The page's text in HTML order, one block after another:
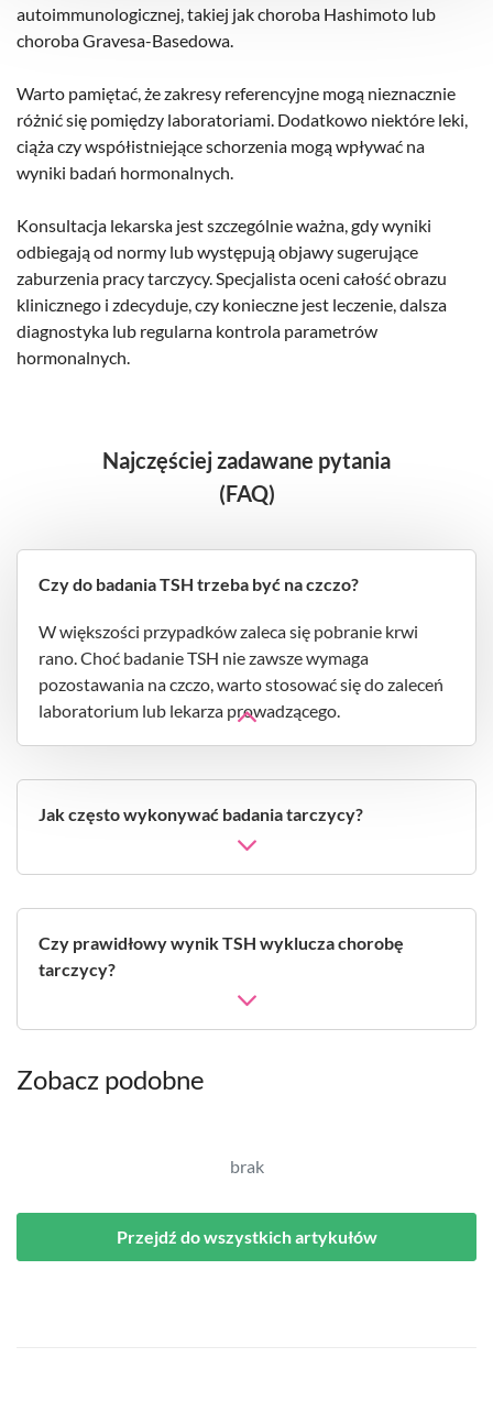
autoimmunologicznej, takiej jak choroba Hashimoto lub
choroba Gravesa-Basedowa.
Warto pamiętać, że zakresy referencyjne mogą nieznacznie
różnić się pomiędzy laboratoriami. Dodatkowo niektóre leki,
ciąża czy współistniejące schorzenia mogą wpływać na
wyniki badań hormonalnych.
Konsultacja lekarska jest szczególnie ważna, gdy wyniki
odbiegają od normy lub występują objawy sugerujące
zaburzenia pracy tarczycy. Specjalista oceni całość obrazu
klinicznego i zdecyduje, czy konieczne jest leczenie, dalsza
diagnostyka lub regularna kontrola parametrów
hormonalnych.
Najczęściej zadawane pytania
(FAQ)
Czy do badania TSH trzeba być na czczo?
W większości przypadków zaleca się pobranie krwi
rano. Choć badanie TSH nie zawsze wymaga
pozostawania na czczo, warto stosować się do zaleceń
laboratorium lub lekarza prowadzącego.
Jak często wykonywać badania tarczycy?
Czy prawidłowy wynik TSH wyklucza chorobę
tarczycy?
Zobacz podobne
brak
Przejdź do wszystkich artykułów